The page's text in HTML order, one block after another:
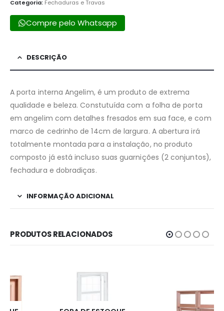
Categoria: Fechaduras e Travas
Compre pelo Whatsapp
DESCRIÇÃO
A porta interna Angelim, é um produto de extrema
qualidade e beleza. Constutuída com a folha de porta
em angelim com detalhes fresados em sua face, e com
marco de cedrinho de 14cm de largura. A abertura irá
totalmente montada para a instalação, no produto
composto já está incluso suas guarnições (2 conjuntos),
fechadura e dobradiças.
INFORMAÇÃO ADICIONAL
PRODUTOS RELACIONADOS